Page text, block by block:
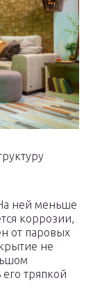
ней меньше
коррозии,
от паровых
не
тряпкой